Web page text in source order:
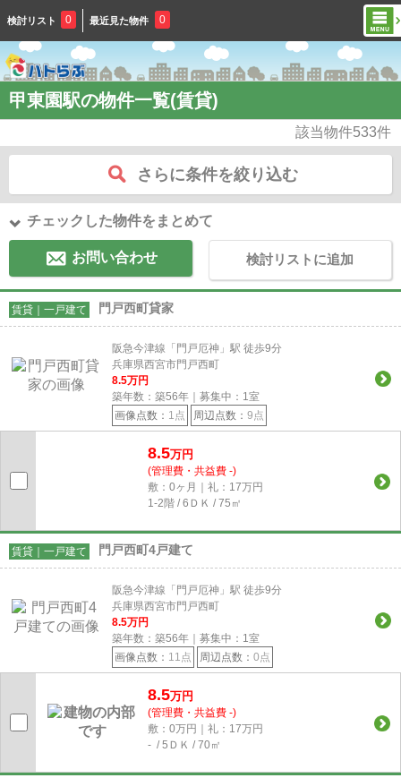
検討リスト 0 最近見た物件 0
甲東園駅の物件一覧(賃貸)
該当物件533件
さらに条件を絞り込む
チェックした物件をまとめて
お問い合わせ 検討リストに追加
賃貸｜一戸建て 門戸西町貸家
阪急今津線「門戸厄神」駅 徒歩9分
兵庫県西宮市門戸西町
8.5万円
築年数：築56年｜募集中： 1室
画像点数： 1点 周辺点数： 9点
8.5万円
(管理費・共益費 -)
敷：0ヶ月｜礼：17万円
1-2階 / 6ＤＫ / 75㎡
賃貸｜一戸建て 門戸西町4戸建て
阪急今津線「門戸厄神」駅 徒歩9分
兵庫県西宮市門戸西町
8.5万円
築年数：築56年｜募集中： 1室
画像点数： 11点 周辺点数： 0点
8.5万円
(管理費・共益費 -)
敷：0万円｜礼：17万円
- / 5ＤＫ / 70㎡